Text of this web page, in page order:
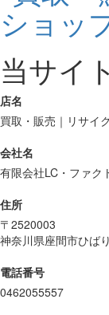
当サイ
店名
買取・販売｜リサイ
会社名
有限会社LC・ファク
住所
〒2520003
神奈川県座間市ひば
電話番号
0462055557